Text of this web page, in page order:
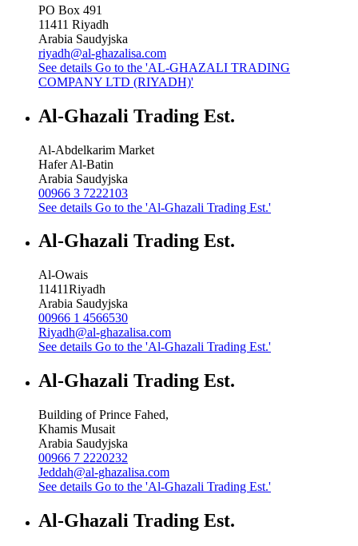
PO Box 491
11411 Riyadh
Arabia Saudyjska
riyadh@al-ghazalisa.com
See details Go to the 'AL-GHAZALI TRADING
COMPANY LTD (RIYADH)'
Al-Ghazali Trading Est.
Al-Abdelkarim Market
Hafer Al-Batin
Arabia Saudyjska
00966 3 7222103
See details Go to the 'Al-Ghazali Trading Est.'
Al-Ghazali Trading Est.
Al-Owais
11411Riyadh
Arabia Saudyjska
00966 1 4566530
Riyadh@al-ghazalisa.com
See details Go to the 'Al-Ghazali Trading Est.'
Al-Ghazali Trading Est.
Building of Prince Fahed,
Khamis Musait
Arabia Saudyjska
00966 7 2220232
Jeddah@al-ghazalisa.com
See details Go to the 'Al-Ghazali Trading Est.'
Al-Ghazali Trading Est.